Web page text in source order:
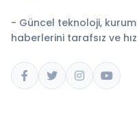
- Güncel teknoloji,
haberlerini tarafsız ve